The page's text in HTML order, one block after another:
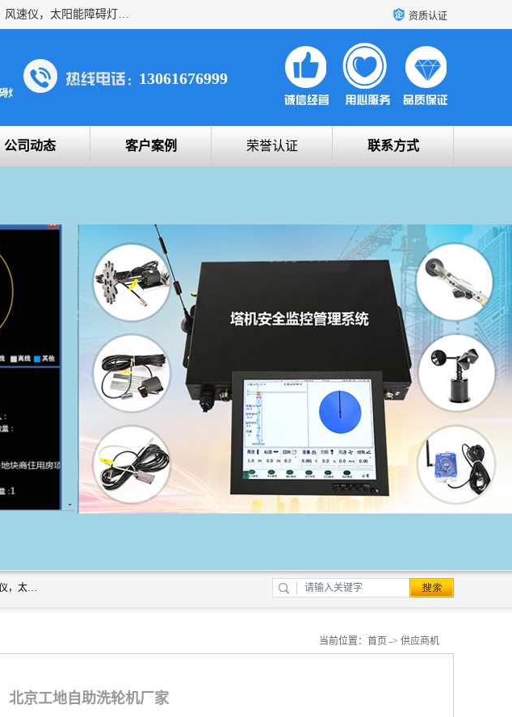
上海宇叶电子科技有限公司是吊钩视频监控、升降机监控、卸料平台监控、塔吊防碰撞、黑匣子防碰撞、风速仪，太阳能障碍灯安全提示灯等一系列升降机的常用配件产品专业研发生产加工的公司，拥有完整、科学的质量管理体系。 资质认证
灯安全提示灯
13061676999
公司动态 客户案例 荣誉认证 联系方式
上海宇叶电子科技有限公司是吊钩视频监控、升降机监控、卸料平台监控、塔吊防碰撞、黑匣子防碰撞、风速仪，太阳能障碍灯安全提示灯等一系列升降机的常用配件产品专业研发生产加工的公司，拥有完整、科学的质量管理体系。
当前位置： 首页 -> 供应商机
北京工地自助洗轮机厂家